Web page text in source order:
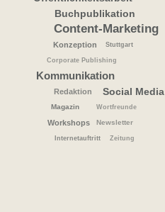
Buchpublikation
Content-Marketing
Konzeption Stuttgart
Corporate Publishing
Kommunikation
Redaktion Social Media
Magazin Wortfreunde
Workshops
Newsletter
Internetauftritt
Zeitung